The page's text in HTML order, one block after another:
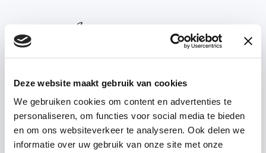
Deze website maakt gebruik van cookies
We gebruiken cookies om content en advertenties te
personaliseren, om functies voor social media te bieden
en om ons websiteverkeer te analyseren. Ook delen we
informatie over uw gebruik van onze site met onze
’T ACHTERHUIS —ABOUT US